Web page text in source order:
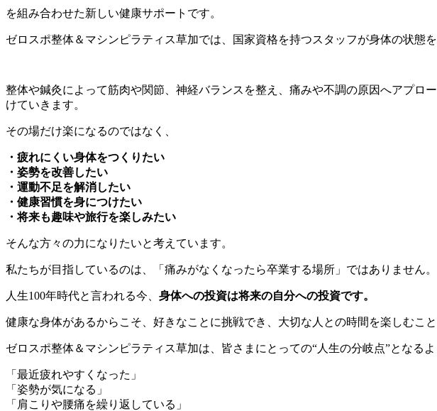
を組み合わせた新しい健康サポートです。
ゼロスポ整体＆マシンピラティス草加では、国家資格を持つスタッフが身体の状態
整体や鍼灸によって筋肉や関節、神経バランスを整え、痛みや不調の原因へアプ
けていきます。
その場だけ楽になるのではなく、
・疲れにくい身体をつくりたい
・姿勢を改善したい
・運動不足を解消したい
・健康習慣を身につけたい
・将来も趣味や旅行を楽しみたい
そんな方々の力になりたいと考えています。
私たちが目指しているのは、「痛みがなくなったら卒業する場所」ではありません。
人生100年時代と言われる今、 身体への投資は将来の自分への投資です。
健康な身体があるからこそ、好きなことに挑戦でき、大切な人との時間を楽しむこと
ゼロスポ整体＆マシンピラティス草加は、皆さまにとっての“人生の分岐点”となる
「最近疲れやすくなった」
「姿勢が気になる」
「肩こりや腰痛を繰り返している」